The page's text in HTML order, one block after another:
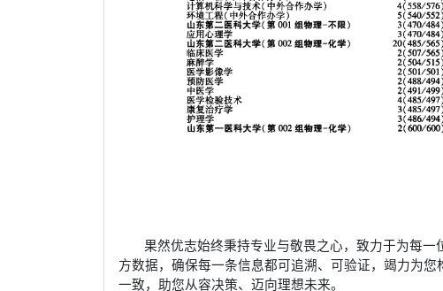
果然优志始终秉持专业与敬畏之心，致力于为每
方数据，确保每一条信息都可追溯、可验证，竭力为您
一致，助您从容决策、迈向理想未来。